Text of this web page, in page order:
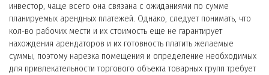
инвестор, чаще всего она связана с ожиданиями по сумме
планируемых арендных платежей. Однако, следует понимать, что
кол-во рабочих мести и их стоимость еще не гарантирует
нахождения арендаторов и их готовность платить желаемые
суммы, поэтому нарезка помещения и определение необходимых
для привлекательности торгового объекта товарных групп требует